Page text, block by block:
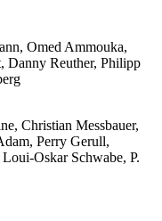
Omed Ammouka,
Danny Reuther, Philipp
Christian Messbauer,
Perry Gerull,
Oskar Schwabe, P.